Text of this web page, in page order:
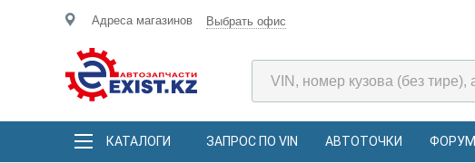
Адреса магазинов Выбрать офис
КАТАЛОГИ ЗАПРОС ПО VIN АВТОТОЧКИ ФОРУМ